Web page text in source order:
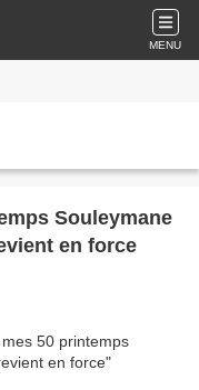
MENU
Souleymane
en force